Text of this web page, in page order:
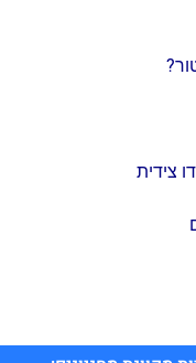
צידית